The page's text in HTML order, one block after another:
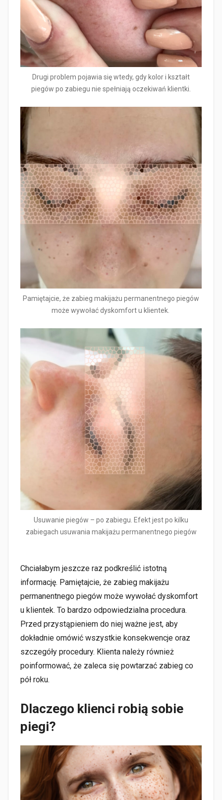
Drugi problem pojawia się wtedy, gdy kolor i kształt
piegów po zabiegu nie spełniają oczekiwań klientki.
Pamiętajcie, że zabieg makijażu permanentnego piegów
może wywołać dyskomfort u klientek.
Usuwanie piegów – po zabiegu. Efekt jest po kilku
zabiegach usuwania makijażu permanentnego piegów
Chciałabym jeszcze raz podkreślić istotną
informację. Pamiętajcie, że zabieg makijażu
permanentnego piegów może wywołać dyskomfort
u klientek. To bardzo odpowiedzialna procedura.
Przed przystąpieniem do niej ważne jest, aby
dokładnie omówić wszystkie konsekwencje oraz
szczegóły procedury. Klienta należy również
poinformować, że zaleca się powtarzać zabieg co
pół roku.
Dlaczego klienci robią sobie
piegi?